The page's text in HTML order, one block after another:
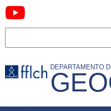
Pular
para
conteúdo
DEPARTAMENTO